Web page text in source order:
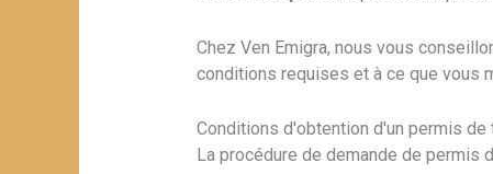
Chez Ven Emigra, nous vous
conditions requises et à ce que vous
Conditions d'obtention d'un permis de
La procédure de demande de permis